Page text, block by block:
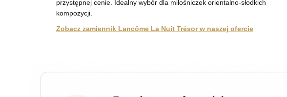
przystępnej cenie. Idealny wybór dla miłośniczek orientalno-słodkich
kompozycji.
Zobacz zamiennik Lancôme La Nuit Trésor w naszej ofercie